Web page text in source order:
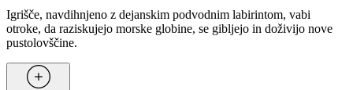
Igrišče, navdihnjeno z dejanskim podvodnim labirintom, vabi
otroke, da raziskujejo morske globine, se gibljejo in doživijo nove
pustolovščine.